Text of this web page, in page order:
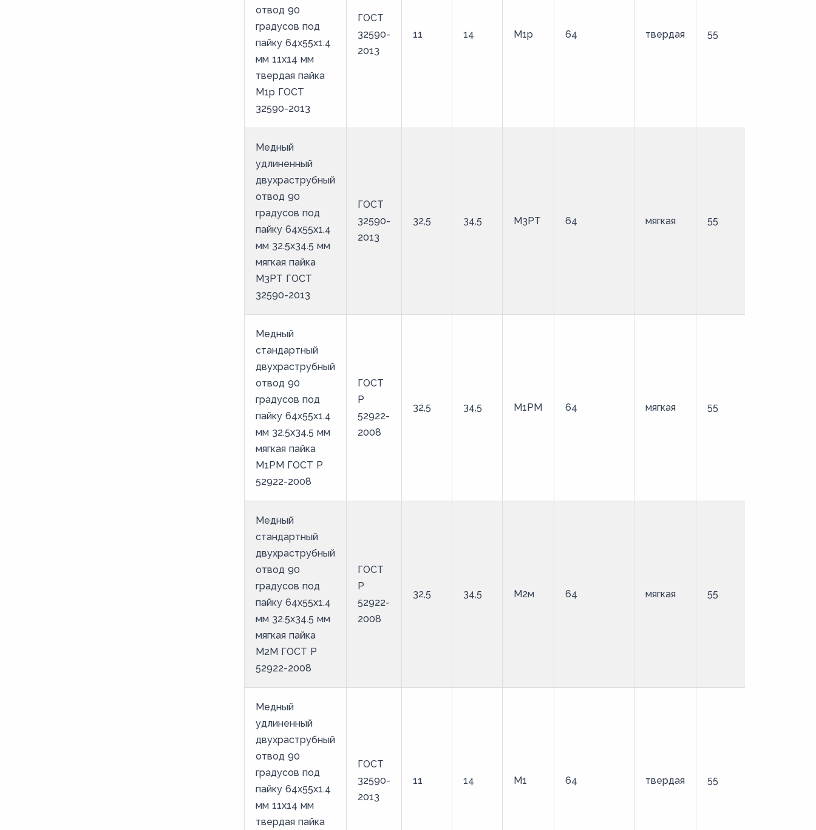
отвод 90
градусов под
пайку 64х55х1.4
мм 11х14 мм
твердая пайка
М1р ГОСТ
32590-2013
ГОСТ
32590-
2013
11 14 М1р 64 твердая 55
Медный
удлиненный
двухраструбный
отвод 90
градусов под
пайку 64х55х1.4
мм 32.5х34.5 мм
мягкая пайка
М3РТ ГОСТ
32590-2013
ГОСТ
32590-
2013
32,5 34,5 М3РТ 64 мягкая 55
Медный
стандартный
двухраструбный
отвод 90
градусов под
пайку 64х55х1.4
мм 32.5х34.5 мм
мягкая пайка
М1РМ ГОСТ Р
52922-2008
ГОСТ
Р
52922-
2008
32,5 34,5 М1РМ 64 мягкая 55
Медный
стандартный
двухраструбный
отвод 90
градусов под
пайку 64х55х1.4
мм 32.5х34.5 мм
мягкая пайка
М2М ГОСТ Р
52922-2008
ГОСТ
Р
52922-
2008
32,5 34,5 М2м 64 мягкая 55
Медный
удлиненный
двухраструбный
отвод 90
градусов под
пайку 64х55х1.4
мм 11х14 мм
твердая пайка
ГОСТ
32590-
2013
11 14 М1 64 твердая 55